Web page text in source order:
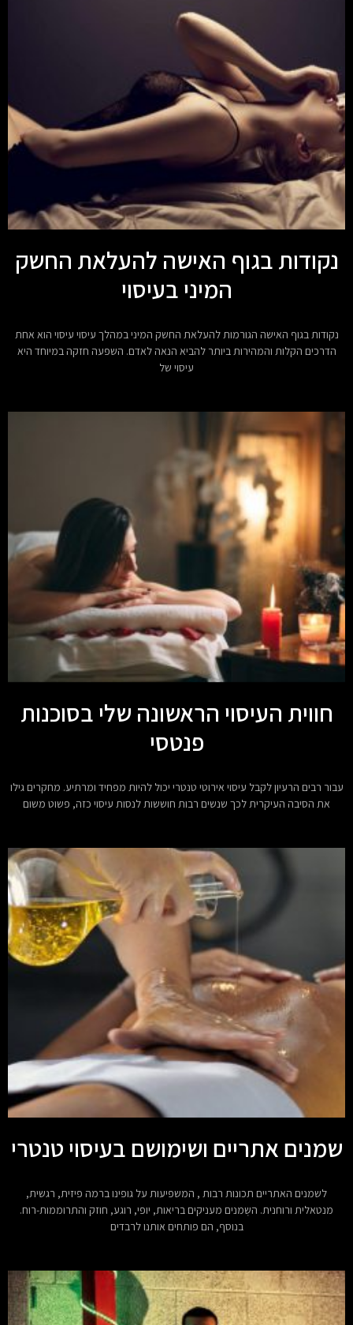
נקודות בגוף האישה להעלאת החשק
המיני בעיסוי
נקודות בגוף האישה הגורמות להעלאת החשק המיני במהלך עיסוי עיסוי הוא אחת
הדרכים הקלות והמהירות ביותר להביא הנאה לאדם. השפעה חזקה במיוחד היא
עיסוי של
חווית העיסוי הראשונה שלי בסוכנות
פנטסי
עבור רבים הרעיון לקבל עיסוי אירוטי טנטרי יכול להיות מפחיד ומרתיע. מחקרים גילו
את הסיבה העיקרית לכך שנשים רבות חוששות לנסות עיסוי כזה, פשוט משום
שמנים אתריים ושימושם בעיסוי טנטרי
לשמנים האתריים תכונות רבות , המשפיעות על גופינו ברמה פיזית, רגשית,
מנטאלית ורוחנית. השְמנים מעניקים בריאות, יופי, רוגע, חוזק והתרוממות-רוח.
בנוסף, הם פותחים אותנו לרבדים